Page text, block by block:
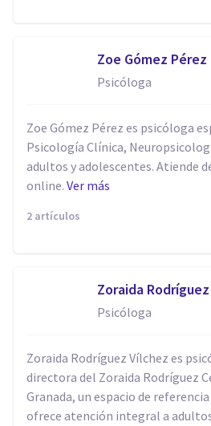
Zoe Gómez Pérez
Psicóloga
Zoe Gómez Pérez es psicóloga
Psicología Clínica,
adultos y adolescentes. Atiende
online. Ver más
2 artículos
Zoraida Rodríguez
Psicóloga
Zoraida Rodríguez Vílchez es
directora del Zoraida Rodríguez
Granada, un espacio de
ofrece atención integral a